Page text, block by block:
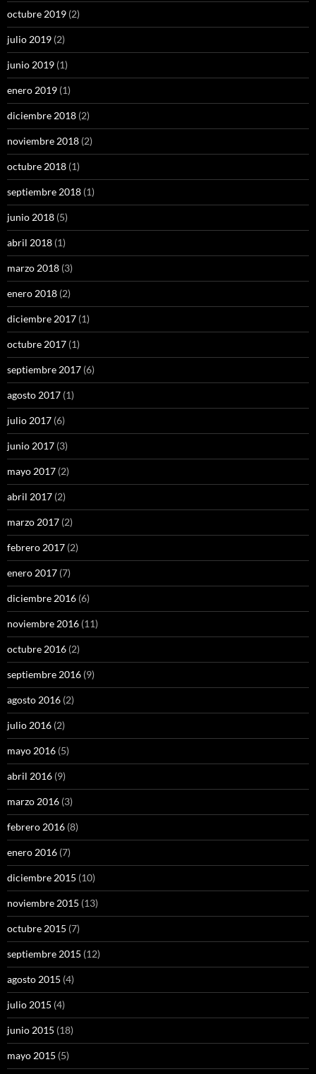
octubre 2019 (2)
julio 2019 (2)
junio 2019 (1)
enero 2019 (1)
diciembre 2018 (2)
noviembre 2018 (2)
octubre 2018 (1)
septiembre 2018 (1)
junio 2018 (5)
abril 2018 (1)
marzo 2018 (3)
enero 2018 (2)
diciembre 2017 (1)
octubre 2017 (1)
septiembre 2017 (6)
agosto 2017 (1)
julio 2017 (6)
junio 2017 (3)
mayo 2017 (2)
abril 2017 (2)
marzo 2017 (2)
febrero 2017 (2)
enero 2017 (7)
diciembre 2016 (6)
noviembre 2016 (11)
octubre 2016 (2)
septiembre 2016 (9)
agosto 2016 (2)
julio 2016 (2)
mayo 2016 (5)
abril 2016 (9)
marzo 2016 (3)
febrero 2016 (8)
enero 2016 (7)
diciembre 2015 (10)
noviembre 2015 (13)
octubre 2015 (7)
septiembre 2015 (12)
agosto 2015 (4)
julio 2015 (4)
junio 2015 (18)
mayo 2015 (5)